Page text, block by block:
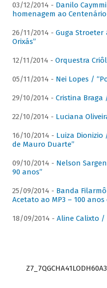
03/12/2014 - Danilo
homenagem ao
26/11/2014 - Guga Stroeter
Orixás”
12/11/2014 - Orquestra
05/11/2014 - Nei Lopes /
29/10/2014 - Cristina Braga
22/10/2014 - Luciana
16/10/2014 - Luiza Dionizio
de Mauro Duarte”
09/10/2014 - Nelson
90 anos”
25/09/2014 - Banda
Acetato ao MP3 – 100
18/09/2014 - Aline Calixto /